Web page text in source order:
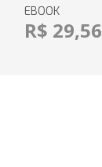
EBOOK
R$ 29,56